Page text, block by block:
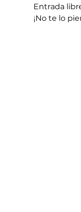
Entrada
¡No te lo